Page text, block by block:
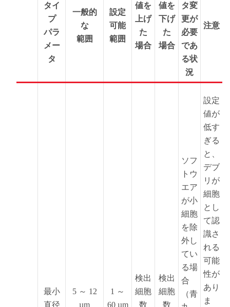
タイ
プ
パラ
メー
タ
一般的
な
範囲
設定
可能
範囲
値を
上げ
た
場合
値を
下げ
た
場合
タ変
更が
必要
であ
る状
況
注意
最小
直径
5 ～ 12
µm
1 ～
60 µm
検出
細胞
数
検出
細胞
数
ソフ
トウ
エア
が小
細胞
を除
外し
てい
る場
合
（青
設定
値が
低す
ぎる
と、
デブ
リが
細胞
とし
て認
識さ
れる
可能
性が
あり
ま